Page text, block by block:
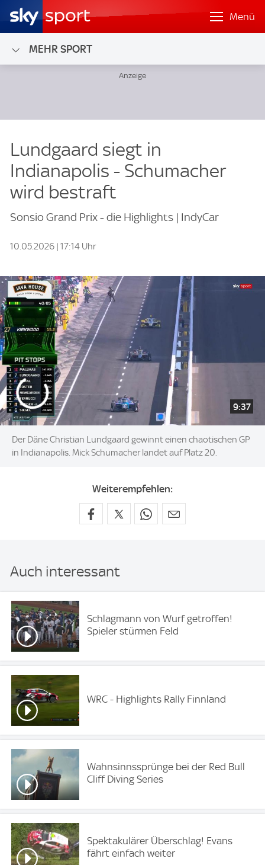
Menü
MEHR SPORT
Lundgaard siegt in
Indianapolis - Schumacher
wird bestraft
Sonsio Grand Prix - die Highlights | IndyCar
10.05.2026 | 17:14 Uhr
9:37
Der Däne Christian Lundgaard gewinnt einen chaotischen GP
in Indianapolis. Mick Schumacher landet auf Platz 20.
Weiterempfehlen:
Auch interessant
Schlagmann von Wurf getroffen!
Spieler stürmen Feld
WRC - Highlights Rally Finnland
Wahnsinnssprünge bei der Red Bull
Cliff Diving Series
Spektakulärer Überschlag! Evans
fährt einfach weiter